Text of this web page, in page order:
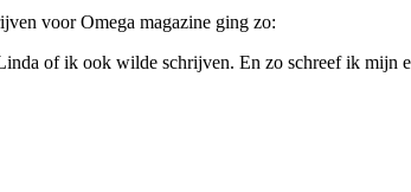
voor Omega magazine ging zo:
of ik ook wilde schrijven. En zo schreef ik mijn